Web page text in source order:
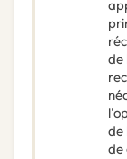
de
de
de